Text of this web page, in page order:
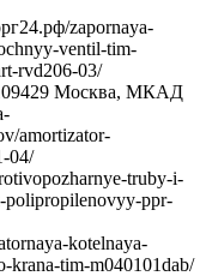
zapornaya-
ventil-tim-
rvd206-03/
Москва, МКАД
amortizator-
04/
truby-i-
ppr-
kotelnaya-
krana-tim-m040101dab/